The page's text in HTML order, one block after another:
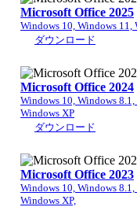
Microsoft Office 2025
Windows 10, Windows 11,
ダウンロード
Microsoft Office 2024
Windows 10, Windows
Windows XP
ダウンロード
Microsoft Office 2023
Windows 10, Windows
Windows XP,